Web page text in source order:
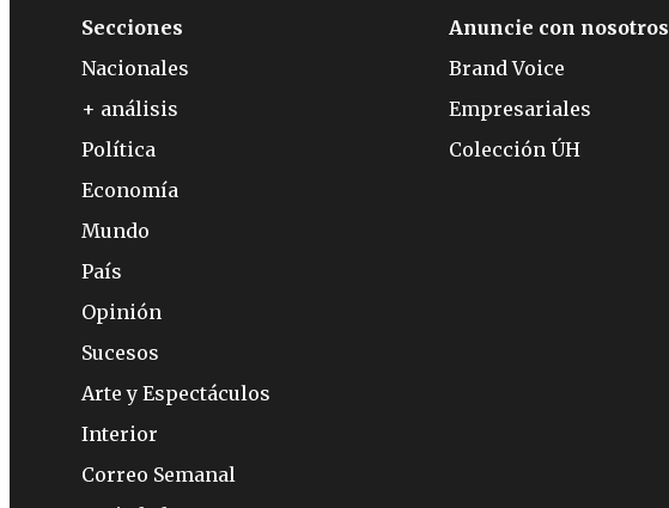
Secciones
Nacionales
+ análisis
Política
Economía
Mundo
País
Opinión
Sucesos
Arte y Espectáculos
Interior
Correo Semanal
Anuncie con nosotros
Brand Voice
Empresariales
Colección ÚH